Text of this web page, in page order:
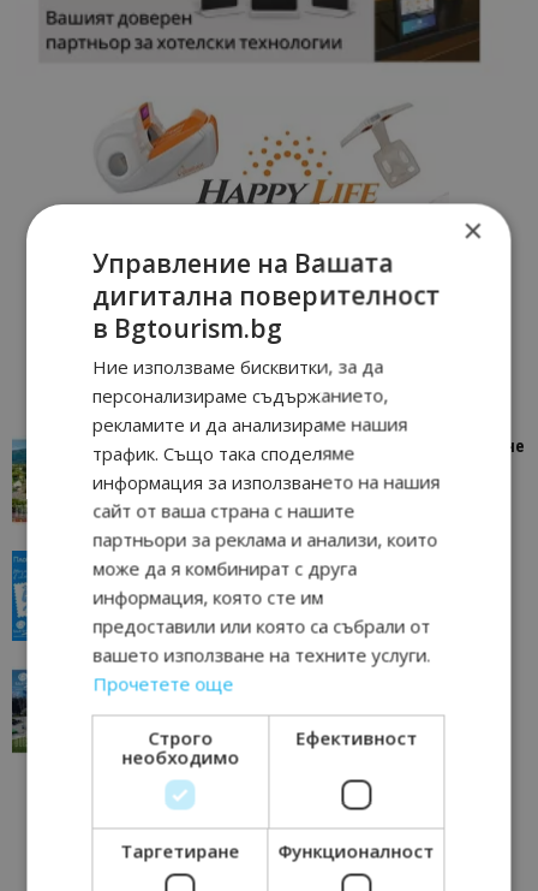
“Пощенска картичка от…”: Петрич – Изживяване
отвъд очакваното
“Пощенска картичка от…”: Пловдив, градът на
всички времена
“Пощенска картичка от…”: Перник – град на
традициите, културата и вдъхновяващите...
Перник 17/06/2026 09:01
×
Управление на Вашата
дигитална поверителност
в Bgtourism.bg
Ние използваме бисквитки, за да
персонализираме съдържанието,
рекламите и да анализираме нашия
трафик. Също така споделяме
информация за използването на нашия
сайт от ваша страна с нашите
партньори за реклама и анализи, които
може да я комбинират с друга
информация, която сте им
предоставили или която са събрали от
вашето използване на техните услуги.
Прочетете още
Строго
необходимо
Ефективност
Таргетиране Функционалност